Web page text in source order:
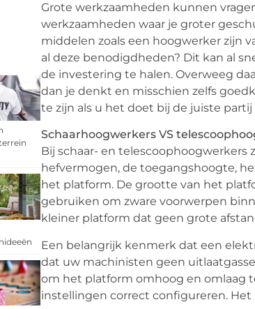
Grote werkzaamheden kunnen
werkzaamheden waar je groter
middelen zoals een hoogwerker zijn
al deze benodigdheden? Dit kan al
de investering te halen. Overweeg
dan je denkt en misschien zelfs
te zijn als u het doet bij de juiste partij
Schaarhoogwerkers VS
Bij schaar- en
hefvermogen, de toegangshoogte,
het platform. De grootte van het
gebruiken om zware voorwerpen
kleiner platform dat geen grote
Een belangrijk kenmerk dat een
dat uw machinisten geen
om het platform omhoog en omlaag
instellingen correct configureren.